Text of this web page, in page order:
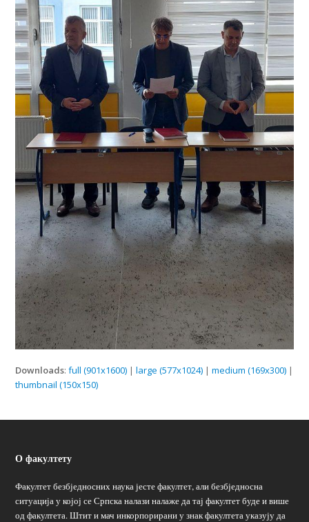
Downloads:full (901x1600) |large (577x1024) |medium (169x300) |
thumbnail (150x150)
О факултету
Факултет безбједносних наука јесте факултет, али безбједносна
ситуација у којој се Српска налази налаже да тај факултет буде и више
од факултета. Штит и мач инкорпорирани у знак факултета указују да